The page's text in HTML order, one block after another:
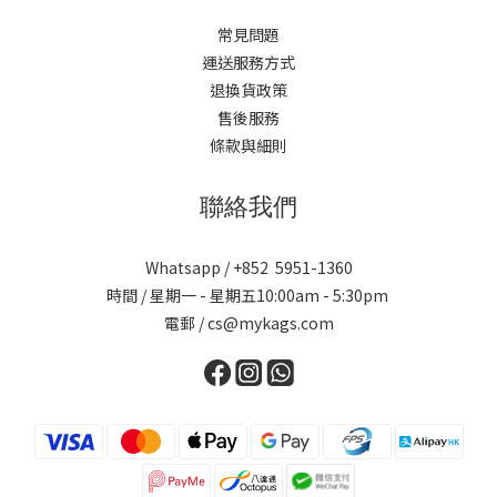
常見問題
運送服務方式
退換貨政策
售後服務
條款與細則
聯絡我們
Whatsapp / +852 5951-1360
時間 / 星期一 - 星期五10:00am - 5:30pm
電郵 / cs@mykags.com